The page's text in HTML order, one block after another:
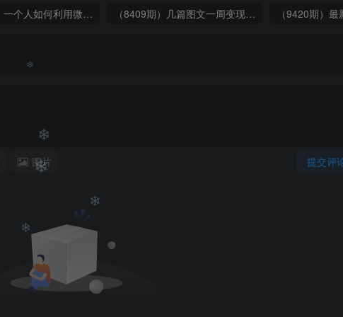
（6215期）一个人如何利用微信群自动群发引流，一星期装满200个群，日入500+ （8409期）几篇图文一周变现1500＋，深度拆解面试掘金项目，小白轻松上手
提交评
图片
❄
❄
❄